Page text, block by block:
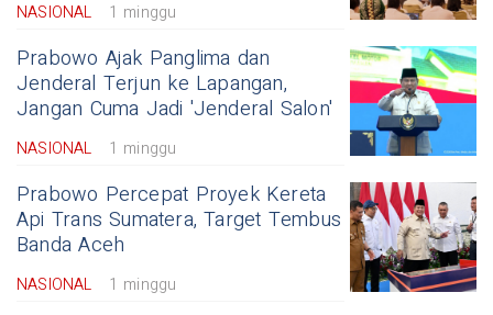
NASIONAL 1 minggu
Prabowo Ajak Panglima dan
Jenderal Terjun ke Lapangan,
Jangan Cuma Jadi 'Jenderal Salon'
NASIONAL 1 minggu
Prabowo Percepat Proyek Kereta
Api Trans Sumatera, Target Tembus
Banda Aceh
NASIONAL 1 minggu